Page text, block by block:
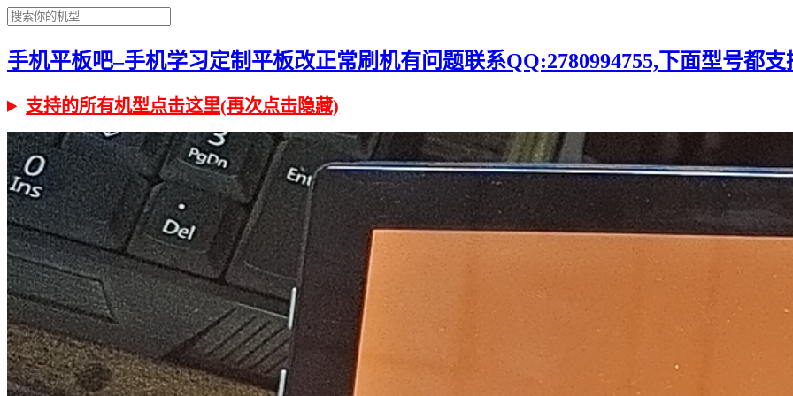
手机平板吧–手机学习定制平板改正常刷机有问题联系QQ:2780994755,下面型号都支
支持的所有机型点击这里(再次点击隐藏)